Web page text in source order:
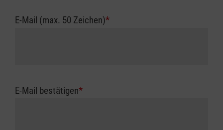
E-Mail (max. 50 Zeichen)*
E-Mail bestätigen*